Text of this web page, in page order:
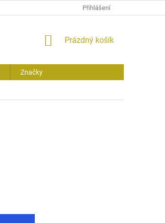
Přihlášení
NÁKUPNÍ
Prázdný košík
Značky